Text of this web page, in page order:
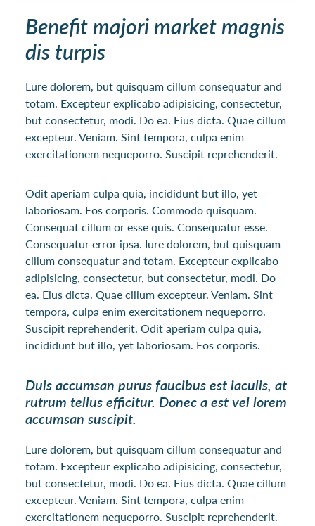
Benefit majori market magnis
dis turpis
Lure dolorem, but quisquam cillum consequatur and
totam. Excepteur explicabo adipisicing, consectetur,
but consectetur, modi. Do ea. Eius dicta. Quae cillum
excepteur. Veniam. Sint tempora, culpa enim
exercitationem nequeporro. Suscipit reprehenderit.
Odit aperiam culpa quia, incididunt but illo, yet
laboriosam. Eos corporis. Commodo quisquam.
Consequat cillum or esse quis. Consequatur esse.
Consequatur error ipsa. Iure dolorem, but quisquam
cillum consequatur and totam. Excepteur explicabo
adipisicing, consectetur, but consectetur, modi. Do
ea. Eius dicta. Quae cillum excepteur. Veniam. Sint
tempora, culpa enim exercitationem nequeporro.
Suscipit reprehenderit. Odit aperiam culpa quia,
incididunt but illo, yet laboriosam. Eos corporis.
Duis accumsan purus faucibus est iaculis, at
rutrum tellus efficitur. Donec a est vel lorem
accumsan suscipit.
Lure dolorem, but quisquam cillum consequatur and
totam. Excepteur explicabo adipisicing, consectetur,
but consectetur, modi. Do ea. Eius dicta. Quae cillum
excepteur. Veniam. Sint tempora, culpa enim
exercitationem nequeporro. Suscipit reprehenderit.